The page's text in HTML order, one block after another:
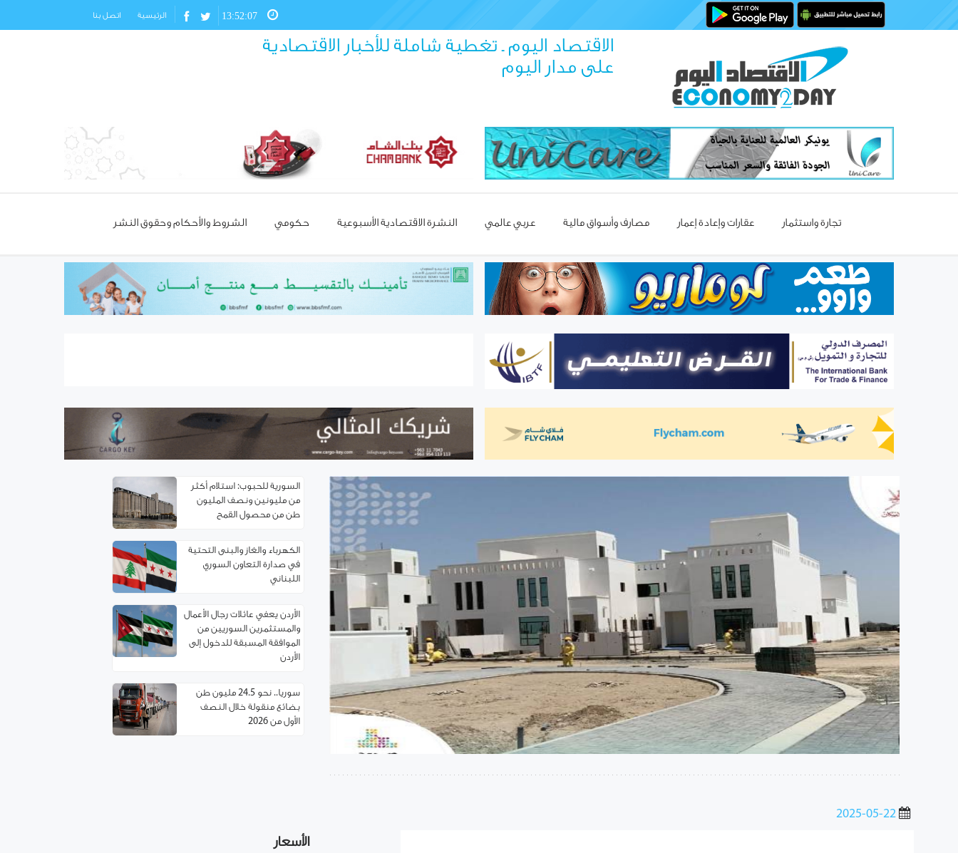
13:52:09 الرئيسية اتصل بنا
الاقتصاد اليوم ـ تغطية شاملة للأخبار الاقتصادية
على مدار اليوم
تجارة واستثمار عقارات وإعادة إعمار مصارف وأسواق مالية عربي عالمي النشرة الاقتصادية الأسبوعية حكومي الشروط والأحكام وحقوق النشر
2025-05-22
مسؤول تركي: غياب العمالة
الأحذية!
استئناف مرور شاحنات النفط
العراقي عبر حمص
سوريا.. خدمة تأسيس
الشركات إلكترونياً
السورية للحبوب: استلام أكثر
من مليونين ونصف المليون
طن من ‌‏محصول القمح ‏
الكهرباء والغاز والبنى التحتية
في صدارة التعاون السوري
اللبناني
الأردن يعفي عائلات رجال الأعمال
والمستثمرين السوريين من
الموافقة المسبقة للدخول إلى
الأردن
سوريا.. نحو 24.5 مليون طن
بضائع منقولة خلال النصف
الأول من 2026
العراقي عبر حمص
الأسعار